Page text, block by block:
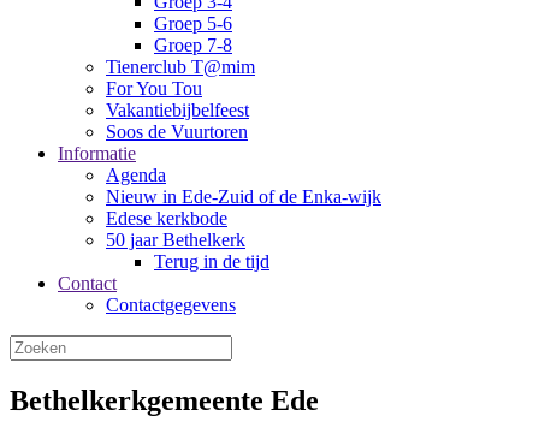
Groep 5-6
Groep 7-8
Tienerclub T@mim
For You Tou
Vakantiebijbelfeest
Soos de Vuurtoren
Informatie
Agenda
Nieuw in Ede-Zuid of de Enka-wijk
Edese kerkbode
50 jaar Bethelkerk
Terug in de tijd
Contact
Contactgegevens
Bethelkerkgemeente Ede